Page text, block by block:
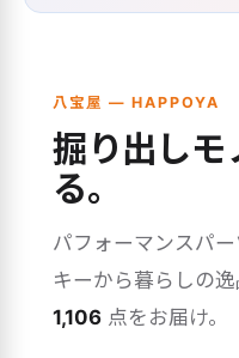
八宝屋 — HAPPOYA
掘り出しモ
る。
パフォーマンスパ
キーから暮らしの
1,106 点をお届け。